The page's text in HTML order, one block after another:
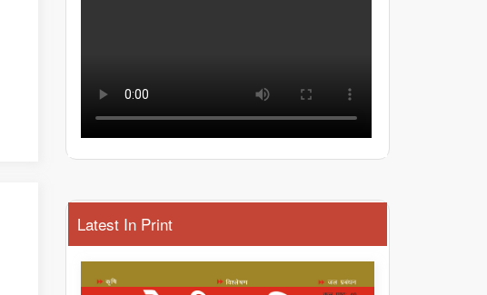
Latest In Print